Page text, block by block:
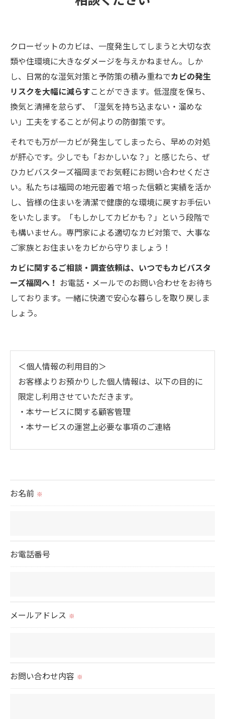
クローゼットのカビは、一度発生してしまうと大切な衣
類や住環境に大きなダメージを与えかねません。しか
し、日常的な湿気対策と予防策の積み重ねでカビの発生
リスクを大幅に減らすことができます。低湿度を保ち、
換気と清掃を怠らず、「湿気を持ち込まない・溜めな
い」工夫をすることが何よりの防御策です。
それでも万が一カビが発生してしまったら、早めの対処
が肝心です。少しでも「おかしいな？」と感じたら、ぜ
ひカビバスターズ福岡までお気軽にお問い合わせくださ
い。私たちは福岡の地元密着で培った信頼と実績を活か
し、皆様の住まいを清潔で健康的な環境に戻すお手伝い
をいたします。「もしかしてカビかも？」という段階で
も構いません。専門家による適切なカビ対策で、大事な
ご家族とお住まいをカビから守りましょう！
カビに関するご相談・調査依頼は、いつでもカビバスタ
ーズ福岡へ！ お電話・メールでのお問い合わせをお待ち
しております。一緒に快適で安心な暮らしを取り戻しま
しょう。
＜個人情報の利用目的＞
お客様よりお預かりした個人情報は、以下の目的に
限定し利用させていただきます。
・本サービスに関する顧客管理
・本サービスの運営上必要な事項のご連絡
られた場合を除き、
当社では、利用目的の達成に必要な範囲において、
お名前 ※
お電話番号
メールアドレス ※
お問い合わせ内容 ※